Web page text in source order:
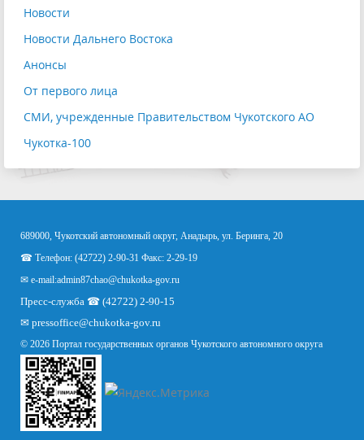
Новости
Новости Дальнего Востока
Анонсы
От первого лица
СМИ, учрежденные Правительством Чукотского АО
Чукотка-100
689000, Чукотский автономный округ, Анадырь, ул. Беринга, 20
☎ Телефон: (42722) 2-90-31 Факс: 2-29-19
✉ e-mail:admin87chao@chukotka-gov.ru
Пресс-служба ☎ (42722) 2-90-15
✉ pressoffice@chukotka-gov.ru
© 2026 Портал государственных органов Чукотского автономного округа